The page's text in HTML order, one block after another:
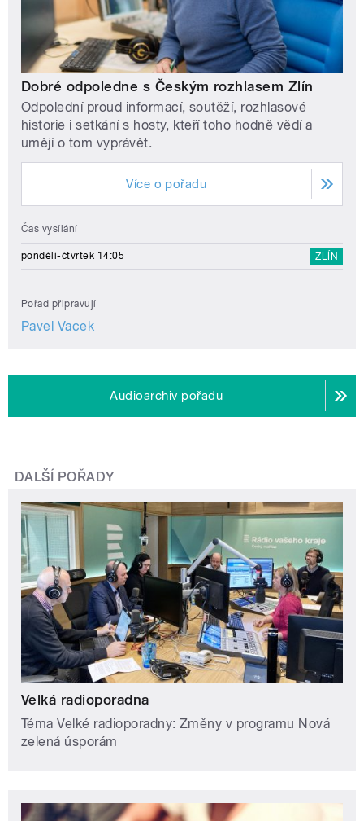
Dobré odpoledne s Českým rozhlasem Zlín
Odpolední proud informací, soutěží, rozhlasové
historie i setkání s hosty, kteří toho hodně vědí a
umějí o tom vyprávět.
Více o pořadu
Čas vysílání
pondělí-čtvrtek 14:05 ZLÍN
Pořad připravují
Pavel Vacek
Audioarchiv pořadu
DALŠÍ POŘADY
Velká radioporadna
Téma Velké radioporadny: Změny v programu Nová
zelená úsporám